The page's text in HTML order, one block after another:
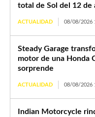
total de Sol del 12 de
ACTUALIDAD 08/08/2026
Steady Garage
motor de una Honda
sorprende
ACTUALIDAD 08/08/2026
Indian Motorcycle